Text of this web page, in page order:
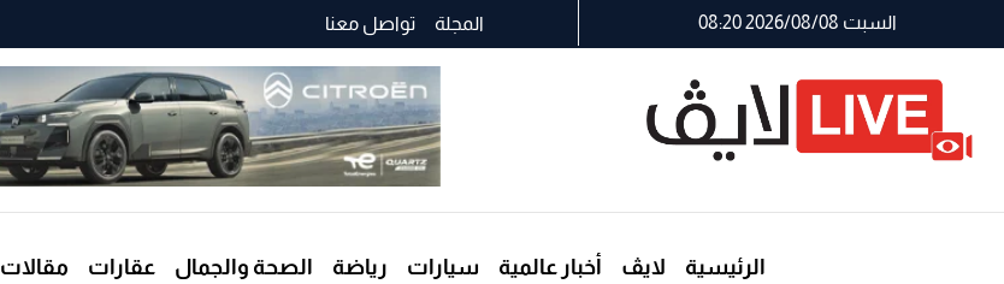
السبت 2026/08/08 08:20 المجلة تواصل معنا
الرئيسية لايڤ أخبار عالمية سيارات رياضة الصحة والجمال عقارات مقالات